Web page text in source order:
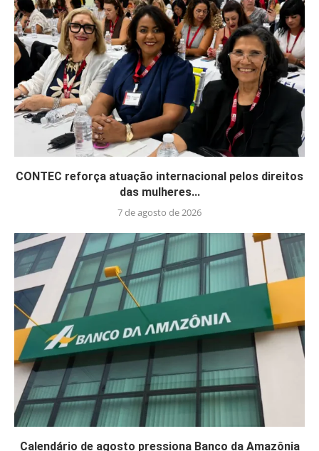
CONTEC reforça atuação internacional pelos direitos
das mulheres...
7 de agosto de 2026
Calendário de agosto pressiona Banco da Amazônia